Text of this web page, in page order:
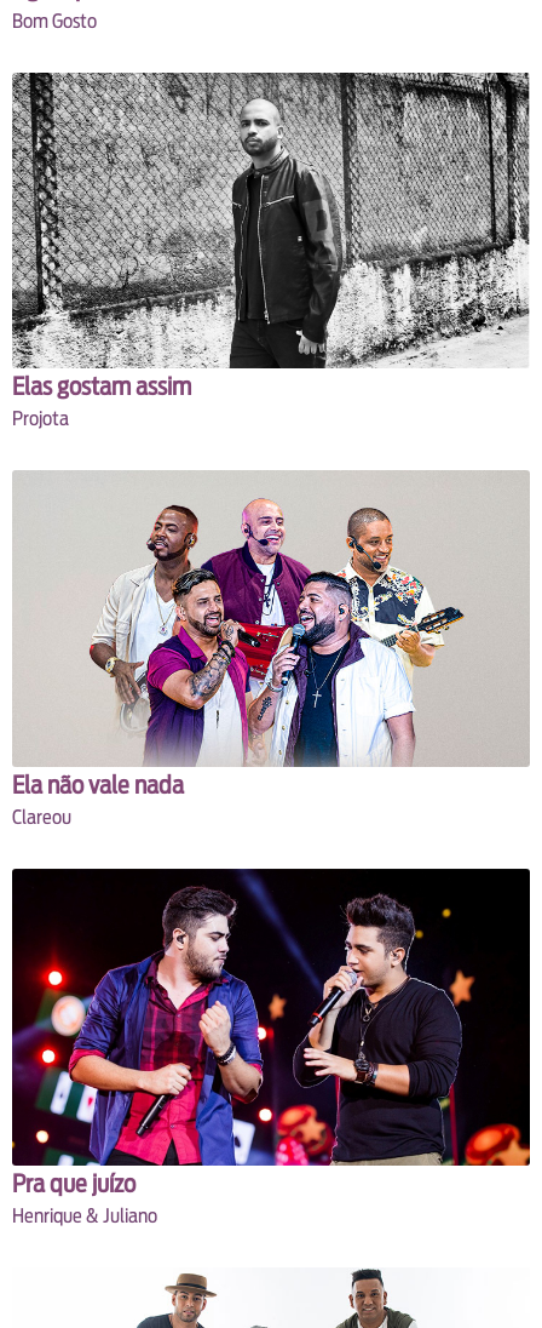
Bom Gosto
Elas gostam assim
Projota
Ela não vale nada
Clareou
Pra que juízo
Henrique & Juliano